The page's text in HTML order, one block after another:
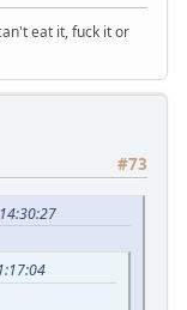
eat it, fuck it or
#73